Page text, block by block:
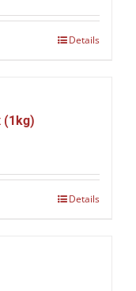
Details
(1kg)
Details